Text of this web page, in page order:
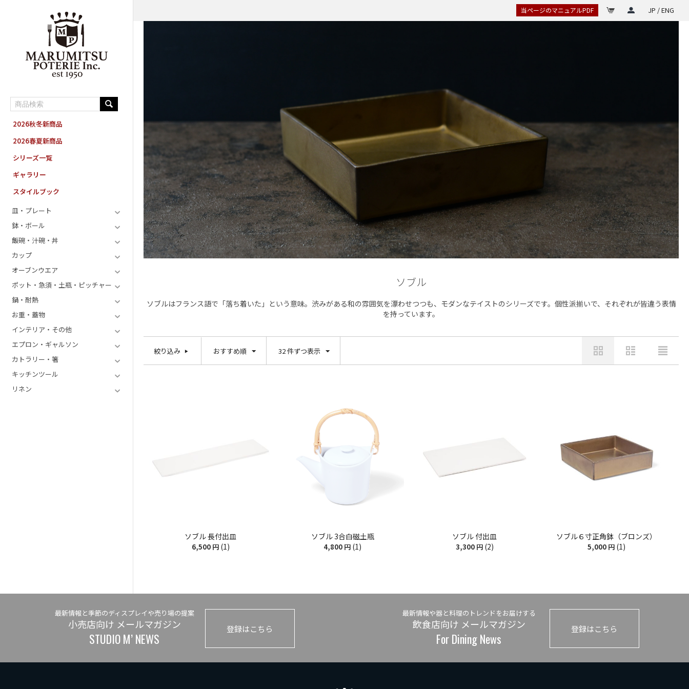
MARUMITSU POTERIE ORDER SYSTEM JP / ENG
当ページのマニュアルPDF
2026秋冬新商品
2026春夏新商品
シリーズ一覧
ギャラリー
スタイルブック
皿・プレート
鉢・ボール
飯碗・汁碗・丼
カップ
オーブンウエア
ポット・急須・土瓶・ピッチャー
鍋・耐熱
お重・蓋物
インテリア・その他
エプロン・ギャルソン
カトラリー・箸
キッチンツール
リネン
ソブル
ソブルはフランス語で「落ち着いた」という意味。渋みがある和の雰囲気を漂わせつつも、モダンなテイストのシリーズです。個性派揃いで、それぞれが皆違う表情
を持っています。
絞り込み おすすめ順 32 件ずつ表示
ソブル 長付出皿
6,500 円 (1)
ソブル 3合白磁土瓶
4,800 円 (1)
ソブル 付出皿
3,300 円 (2)
ソブル６寸正角鉢（ブロンズ）
5,000 円 (1)
最新情報と季節のディスプレイや売り場の提案
小売店向け メールマガジン
STUDIO M’ NEWS
登録はこちら
最新情報や器と料理のトレンドをお届けする
飲食店向け メールマガジン
For Dining News
登録はこちら